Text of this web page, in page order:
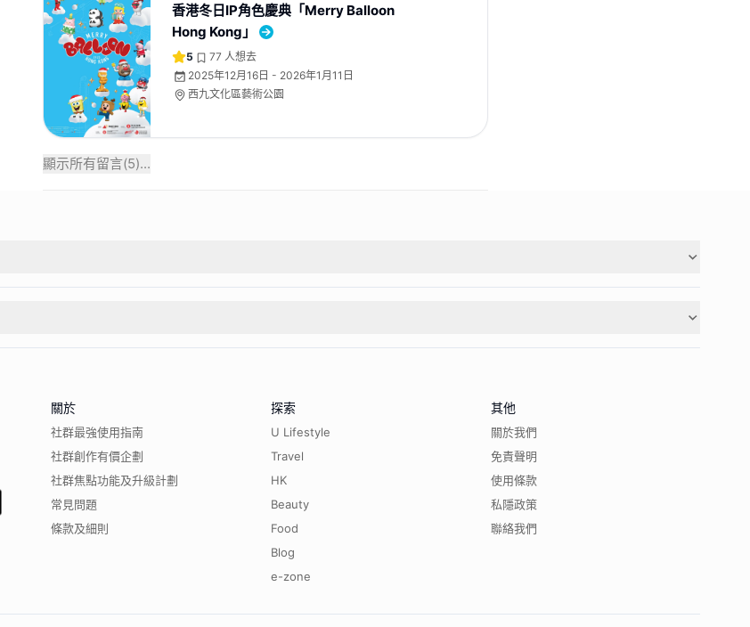
香港冬日IP角色慶典「⁠Merry Balloon
Hong Kong」
5 77 人想去
2025年12月16日 - 2026年1月11日
西九文化區藝術公園
顯示所有留言(5)...
關於
社群最強使用指南
社群創作有價企劃
社群焦點功能及升級計劃
常見問題
條款及細則
探索
U Lifestyle
Travel
HK
Beauty
Food
Blog
e-zone
其他
關於我們
免責聲明
使用條款
私隱政策
聯絡我們